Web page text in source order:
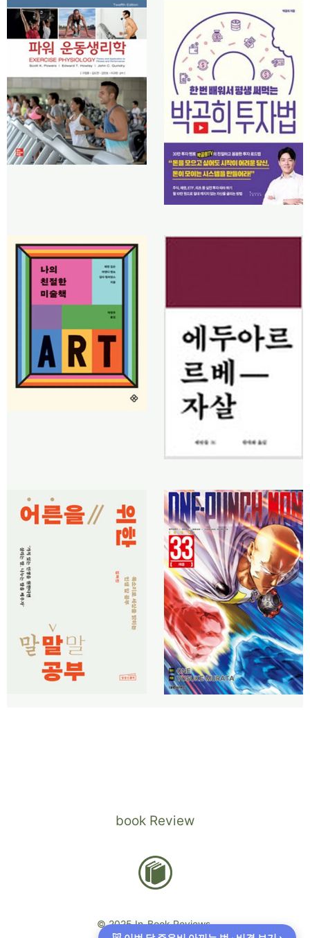
book Review
© 2025 In-Book Reviews.